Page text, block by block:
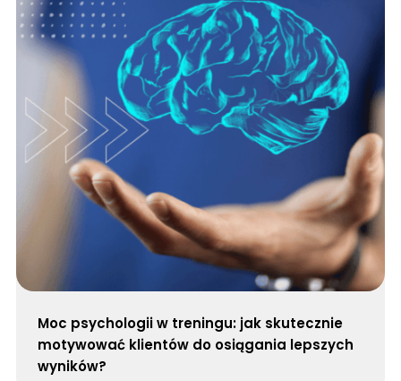
Moc psychologii w treningu: jak skutecznie
motywować klientów do osiągania lepszych
wyników?